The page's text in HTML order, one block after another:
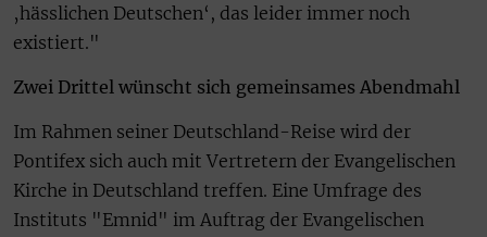
‚hässlichen Deutschen‘, das leider immer noch
existiert."
Zwei Drittel wünscht sich gemeinsames Abendmahl
Im Rahmen seiner Deutschland-Reise wird der
Pontifex sich auch mit Vertretern der Evangelischen
Kirche in Deutschland treffen. Eine Umfrage des
Instituts "Emnid" im Auftrag der Evangelischen